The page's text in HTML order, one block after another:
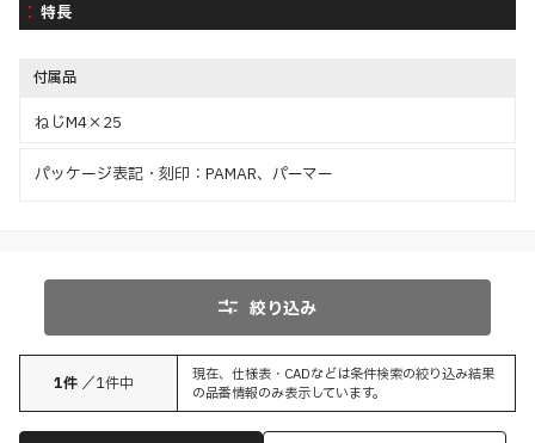
特長
付属品
ねじM4×25
パッケージ表記・刻印：PAMAR、パーマー
絞り込み
1件 ／1件中
現在、仕様表・CADなどは条件検索の絞り込み結果
の品番情報のみ表示しています。